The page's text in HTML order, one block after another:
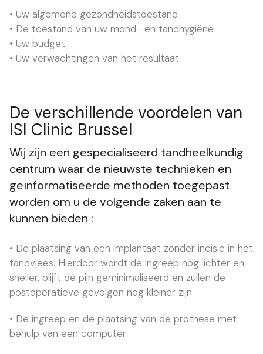
• Uw algemene gezondheidstoestand
• De toestand van uw mond- en tandhygiëne
• Uw budget
• Uw verwachtingen van het resultaat
De verschillende voordelen van
ISI Clinic Brussel
Wij zijn een gespecialiseerd tandheelkundig
centrum waar de nieuwste technieken en
geïnformatiseerde methoden toegepast
worden om u de volgende zaken aan te
kunnen bieden :
• De plaatsing van een implantaat zonder incisie in het
tandvlees. Hierdoor wordt de ingreep nog lichter en
sneller, blijft de pijn geminimaliseerd en zullen de
postoperatieve gevolgen nog kleiner zijn.
• De ingreep en de plaatsing van de prothese met
behulp van een computer